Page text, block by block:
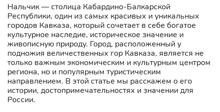
Нальчик — столица Кабардино-Балкарской
Республики, один из самых красивых и уникальных
городов Кавказа, который сочетает в себе богатое
культурное наследие, историческое значение и
живописную природу. Город, расположенный у
подножия величественных гор Кавказа, является не
только важным экономическим и культурным центром
региона, но и популярным туристическим
направлением. В этой статье мы расскажем о его
истории, достопримечательностях и значении для
России.